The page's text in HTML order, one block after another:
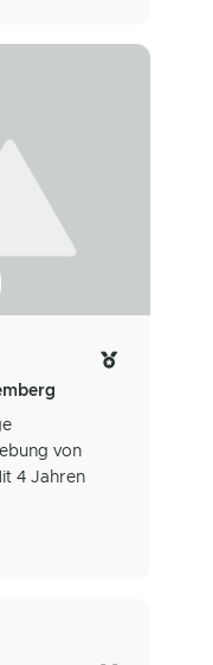
von
4 Jahren